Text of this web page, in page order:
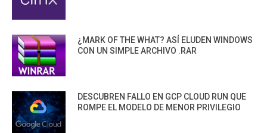
¿MARK OF THE WHAT? ASÍ ELUDEN WINDOWS
CON UN SIMPLE ARCHIVO .RAR
DESCUBREN FALLO EN GCP CLOUD RUN QUE
ROMPE EL MODELO DE MENOR PRIVILEGIO